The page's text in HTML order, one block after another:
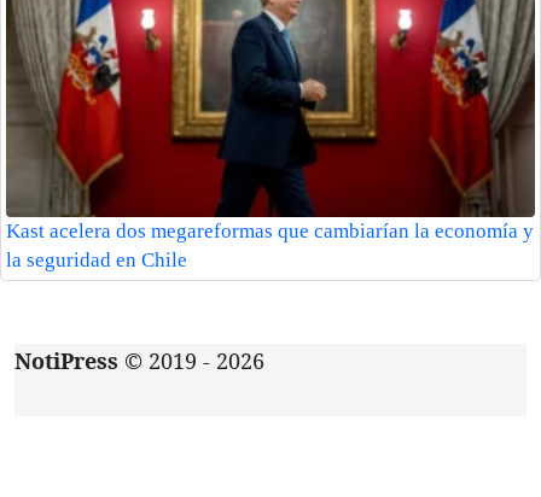
Kast acelera dos megareformas que cambiarían la economía y
la seguridad en Chile
NotiPress © 2019 - 2026